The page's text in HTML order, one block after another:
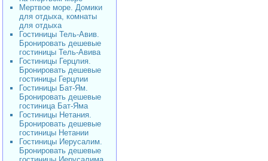
Мертвое море. Домики
для отдыха, комнаты
для отдыха
Гостиницы Тель-Авив.
Бронировать дешевые
гостиницы Тель-Авива
Гостиницы Герцлия.
Бронировать дешевые
гостиницы Герцлии
Гостиницы Бат-Ям.
Бронировать дешевые
гостиница Бат-Яма
Гостиницы Нетания.
Бронировать дешевые
гостиницы Нетании
Гостиницы Иерусалим.
Бронировать дешевые